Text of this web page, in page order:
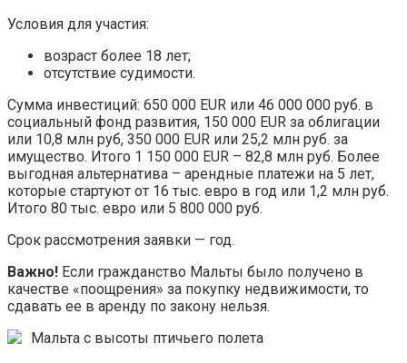
Условия для участия:
возраст более 18 лет;
отсутствие судимости.
Сумма инвестиций: 650 000 EUR или 46 000 000 руб. в
социальный фонд развития, 150 000 EUR за облигации
или 10,8 млн руб, 350 000 EUR или 25,2 млн руб. за
имущество. Итого 1 150 000 EUR – 82,8 млн руб. Более
выгодная альтернатива – арендные платежи на 5 лет,
которые стартуют от 16 тыс. евро в год или 1,2 млн руб.
Итого 80 тыс. евро или 5 800 000 руб.
Срок рассмотрения заявки — год.
Важно! Если гражданство Мальты было получено в
качестве «поощрения» за покупку недвижимости, то
сдавать ее в аренду по закону нельзя.
Мальта с высоты птичьего полета